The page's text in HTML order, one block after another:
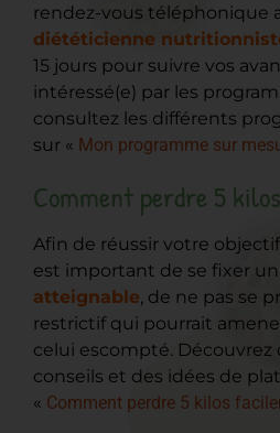
rendez-vous téléphonique
diététicienne
15 jours pour suivre vos
intéressé(e) par les
consultez les différents
sur « Mon programme sur
Comment perdre 5
Afin de réussir votre
est important de se fixer un
atteignable, de ne pas se
restrictif qui pourrait
celui escompté. Découvrez
conseils et des idées de
« Comment perdre 5 kilos